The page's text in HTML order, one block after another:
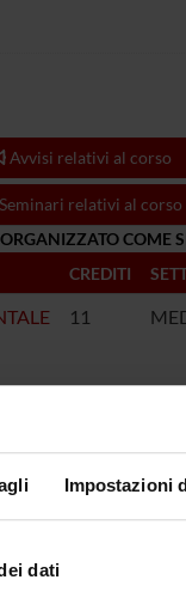
Impostazioni
dati
Avvisi relativi al corso
Seminari relativi al corso
COME
CREDITI
11